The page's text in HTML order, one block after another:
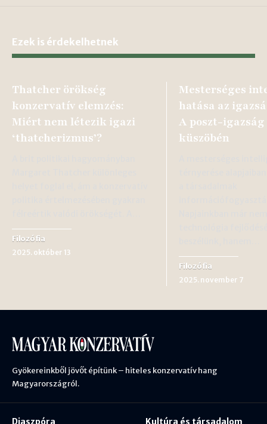
Ezek is érdekelhetnek
Thatcher örökség
konzervatív elemzés:
Miért nem létezik igazi
‘thatcherizmus’?
Filozófia
2025. október 13
Mesterséges
hatása az
A poszt-
küszöbén
Filozófia
2025. november 7
Gyökereinkből jövőt építünk – hiteles konzervatív hang
Magyarországról.
Diaszpóra Kultúra és társadalom